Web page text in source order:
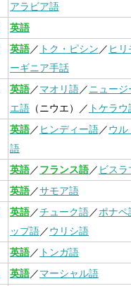
アラビア語
英語
英語／ トク・ピシン ／ ヒ
ーギニア手話
英語／マオリ語／ニュー
エ語 （ニウエ）／ トケラウ
英語／ ヒンディー語／ウル
語
英語／フランス語／ ビスラ
英語／サモア語
英語／チューク語／ポナペ
ップ語／ウリシ語
英語／ トンガ語
英語／マーシャル語